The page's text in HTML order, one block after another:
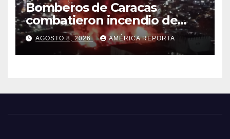
Bomberos de Caracas
combatieron incendio de
gran magnitud en zona
industrial de El Llanito
AGOSTO 8, 2026 AMÉRICA REPORTA